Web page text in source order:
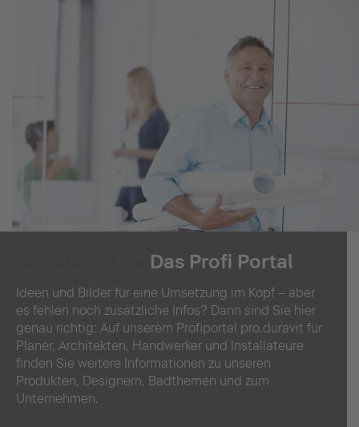
Das Profi Portal
Ideen und Bilder für eine Umsetzung im Kopf – aber
es fehlen noch zusätzliche Infos? Dann sind Sie hier
genau richtig: Auf unserem Profiportal pro.duravit für
Planer, Architekten, Handwerker und Installateure
finden Sie weitere Informationen zu unseren
Produkten, Designern, Badthemen und zum
Unternehmen.